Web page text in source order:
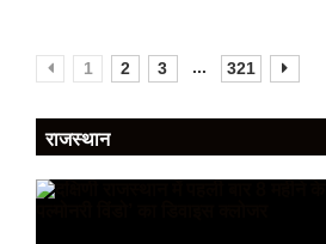
1 2 3 ... 321
राजस्थान